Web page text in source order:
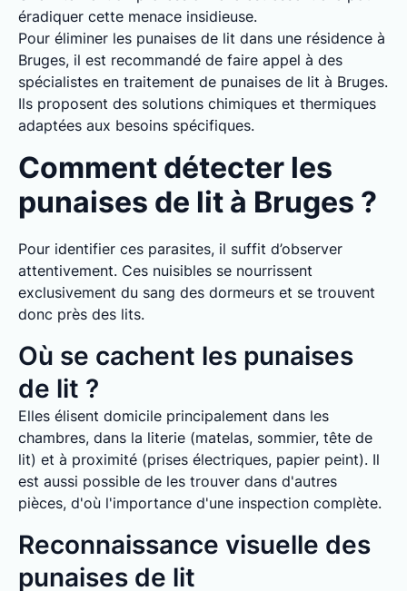
éradiquer cette menace insidieuse.
Pour éliminer les punaises de lit dans une résidence à
Bruges, il est recommandé de faire appel à des
spécialistes en traitement de punaises de lit à Bruges.
Ils proposent des solutions chimiques et thermiques
adaptées aux besoins spécifiques.
Comment détecter les
punaises de lit à Bruges ?
Pour identifier ces parasites, il suffit d’observer
attentivement. Ces nuisibles se nourrissent
exclusivement du sang des dormeurs et se trouvent
donc près des lits.
Où se cachent les punaises
de lit ?
Elles élisent domicile principalement dans les
chambres, dans la literie (matelas, sommier, tête de
lit) et à proximité (prises électriques, papier peint). Il
est aussi possible de les trouver dans d'autres
pièces, d'où l'importance d'une inspection complète.
Reconnaissance visuelle des
punaises de lit